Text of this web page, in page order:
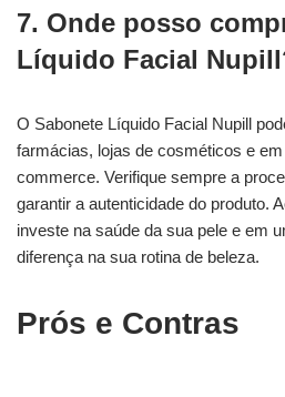
7. Onde posso
Líquido Facial
O Sabonete Líquido Facial Nupill
farmácias, lojas de cosméticos e
commerce. Verifique sempre a
garantir a autenticidade do produto.
investe na saúde da sua pele e em
diferença na sua rotina de beleza.
Prós e Contras